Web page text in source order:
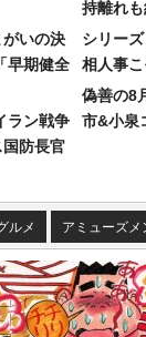
いの決
早期健全
ラン戦争
防長官
持離れ
シリー
相人事
偽善の8
市&小泉
ルメ アミューズメ